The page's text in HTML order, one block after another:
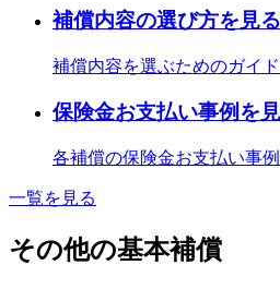
補償内容の選び方を見る
補償内容を選ぶためのガイ
保険金お支払い事例を
各補償の保険金お支払い事例
一覧を見る
その他の基本補償